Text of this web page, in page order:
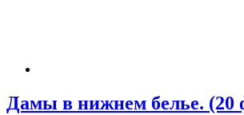
Дамы в нижнем белье. (20